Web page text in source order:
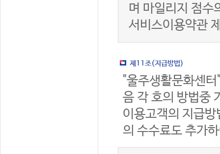
며 마일리지 점수
서비스이용약관
제11조(지급방법)
"울주생활문화센
음 각 호의 방법중
이용고객의 지급
의 수수료도 추가